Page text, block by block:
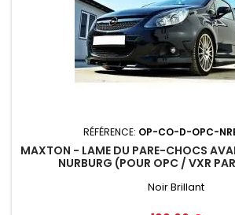
RÉFÉRENCE: OP-CO-D-OPC-
MAXTON - LAME DU PARE-CHOCS
NURBURG (POUR OPC / VXR
Noir Brillant